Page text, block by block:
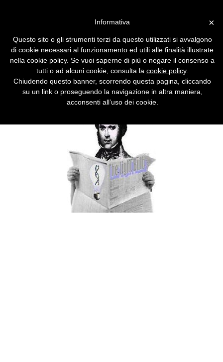
La stampa periodica è sempre più in crisi,
mentre si leggono sempre meno libri. Pur di
raggiungere più lettori, i giornali gratuiti
iniziano a pagare gli edicolanti per la
distribuzione.
×
Informativa
Questo sito o gli strumenti terzi da questo utilizzati si avvalgono
di cookie necessari al funzionamento ed utili alle finalità illustrate
nella cookie policy. Se vuoi saperne di più o negare il consenso a
tutti o ad alcuni cookie, consulta la cookie policy.
Chiudendo questo banner, scorrendo questa pagina, cliccando
su un link o proseguendo la navigazione in altra maniera,
acconsenti all’uso dei cookie.